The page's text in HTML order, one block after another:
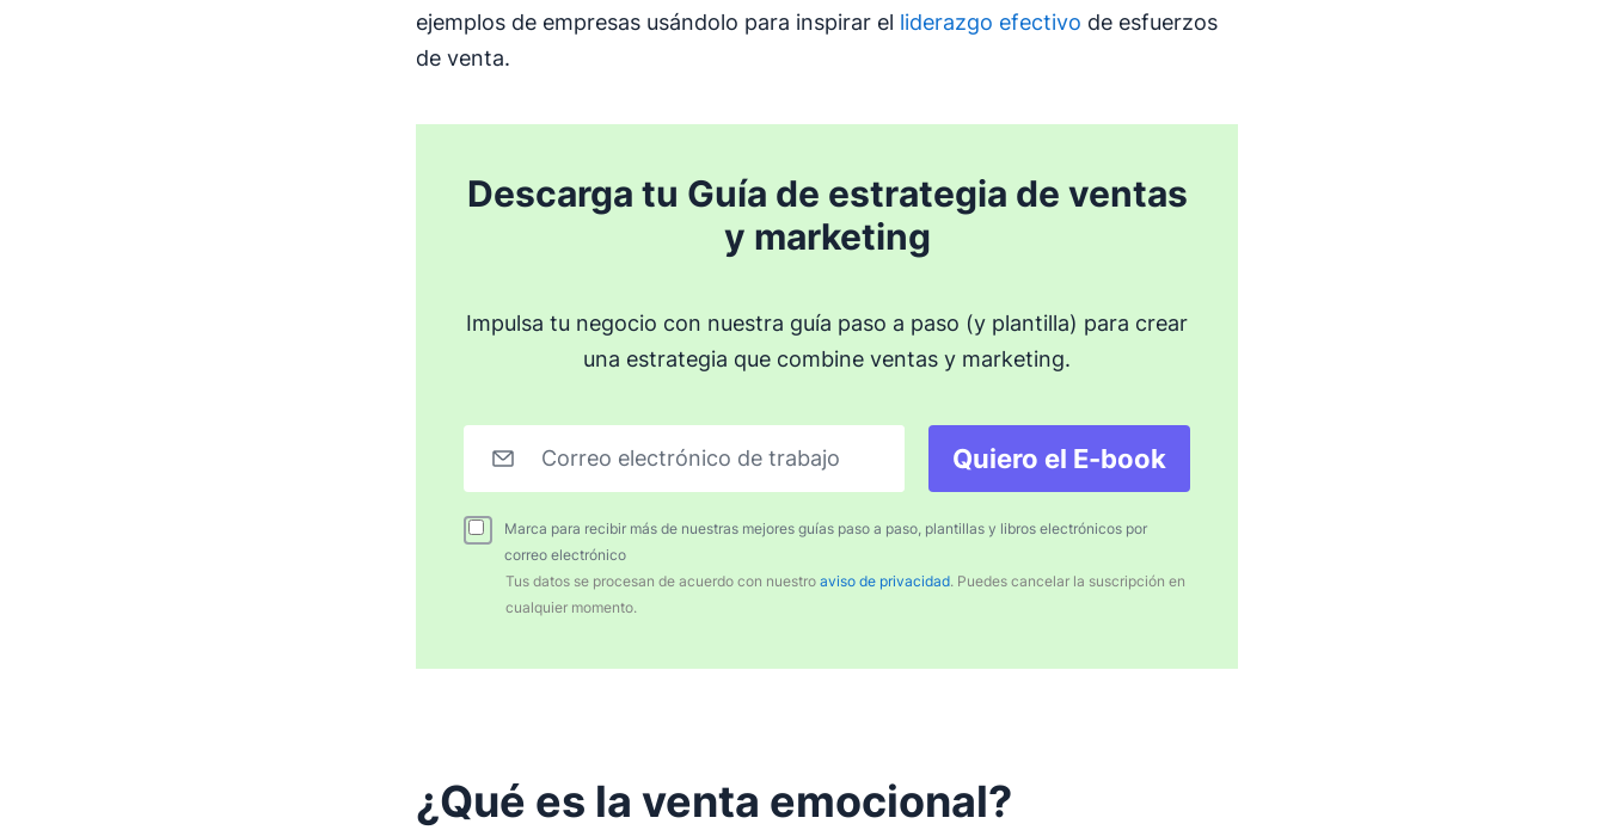
ejemplos de empresas usándolo para inspirar el liderazgo efectivo de esfuerzos
de venta.
Descarga tu Guía de estrategia de ventas
y marketing
Impulsa tu negocio con nuestra guía paso a paso (y plantilla) para crear
una estrategia que combine ventas y marketing.
Correo electrónico de trabajo Quiero el E-book
Marca para recibir más de nuestras mejores guías paso a paso, plantillas y libros electrónicos por
correo electrónico
Tus datos se procesan de acuerdo con nuestro aviso de privacidad. Puedes cancelar la suscripción en
cualquier momento.
¿Qué es la venta emocional?